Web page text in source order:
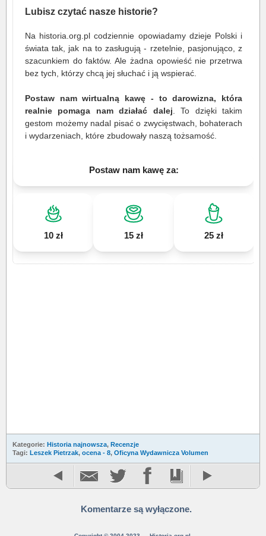
Lubisz czytać nasze historie?
Na historia.org.pl codziennie opowiadamy dzieje Polski i
świata tak, jak na to zasługują - rzetelnie, pasjonująco, z
szacunkiem do faktów. Ale żadna opowieść nie przetrwa
bez tych, którzy chcą jej słuchać i ją wspierać.
Postaw nam wirtualną kawę - to darowizna, która
realnie pomaga nam działać dalej . To dzięki takim
gestom możemy nadal pisać o zwycięstwach, bohaterach
i wydarzeniach, które zbudowały naszą tożsamość.
Postaw nam kawę za:
10 zł 15 zł 25 zł
Kategorie: Historia najnowsza, Recenzje
Tagi: Leszek Pietrzak, ocena - 8, Oficyna Wydawnicza Volumen
Komentarze są wyłączone.